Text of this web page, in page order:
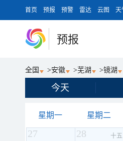
首页 预报 预警 雷达 云图 天
预报
全国 >安徽 >芜湖 >镜湖
今天
星期一 星期二
27 28 十五